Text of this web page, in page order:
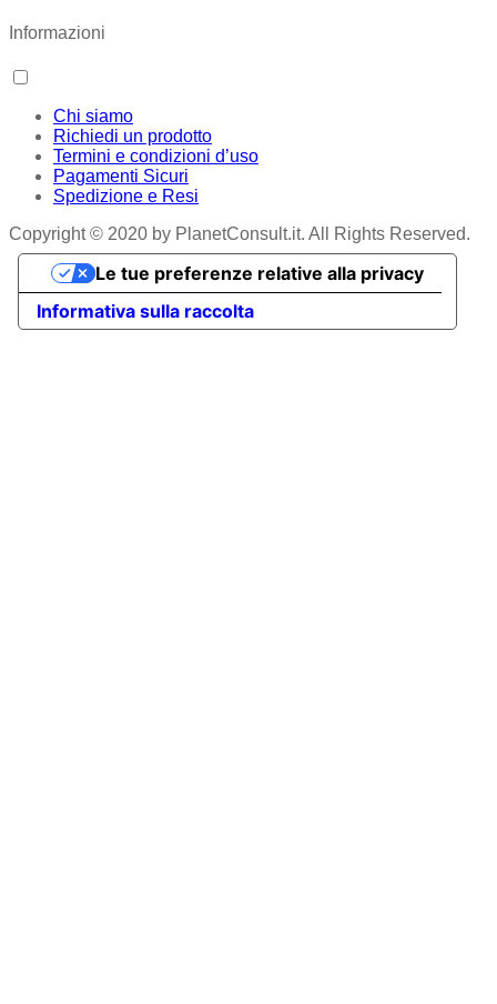
Informazioni
Chi siamo
Richiedi un prodotto
Termini e condizioni d’uso
Pagamenti Sicuri
Spedizione e Resi
Copyright © 2020 by PlanetConsult.it. All Rights Reserved.
Informativa sulla raccolta
Le tue preferenze relative alla privacy